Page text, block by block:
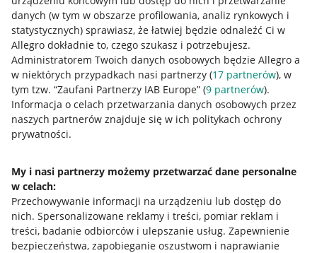
danych (w tym w obszarze profilowania, analiz rynkowych i
statystycznych) sprawiasz, że łatwiej będzie odnaleźć Ci w
Allegro dokładnie to, czego szukasz i potrzebujesz.
Administratorem Twoich danych osobowych będzie Allegro a
w niektórych przypadkach nasi partnerzy (17 partnerów), w
tym tzw. “Zaufani Partnerzy IAB Europe” (9 partnerów).
Informacja o celach przetwarzania danych osobowych przez
naszych partnerów znajduje się w ich politykach ochrony
prywatności.
My i nasi partnerzy możemy przetwarzać dane personalne
w celach:
Przechowywanie informacji na urządzeniu lub dostęp do
nich. Spersonalizowane reklamy i treści, pomiar reklam i
treści, badanie odbiorców i ulepszanie usług. Zapewnienie
bezpieczeństwa, zapobieganie oszustwom i naprawianie
Przydatne informacje
Jak to działa
Allegro Gadane dla sprzedających
Allegro Gadane dla kupujących
Mapa miejscowości